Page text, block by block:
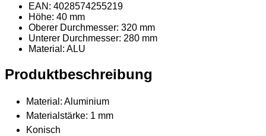
EAN: 4028574255219
Höhe: 40 mm
Oberer Durchmesser: 320 mm
Unterer Durchmesser: 280 mm
Material : ALU
Produktbeschreibung
Material: Aluminium
Materialstärke: 1 mm
Konisch